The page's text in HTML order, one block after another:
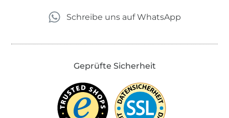
Schreibe uns auf WhatsApp
Geprüfte Sicherheit